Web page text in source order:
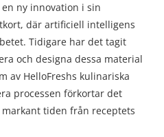
ny innovation i sin
där artificiell intelligens
Tidigare har det tagit
och designa dessa material
av HelloFreshs kulinariska
processen förkortar det
tiden från receptets